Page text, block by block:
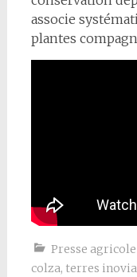
associe
plantes
Presse agricole
colza, terres inovia